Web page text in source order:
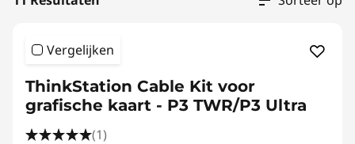
Vergelijken
ThinkStation Cable Kit voor
grafische kaart - P3 TWR/P3 Ultra
(1)